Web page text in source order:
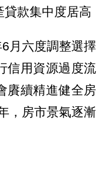
貸款集中度居高
月六度調整選擇
信用資源過度流
賡續精進健全房
，房市景氣逐漸